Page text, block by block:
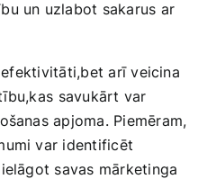
un uzlabot sakarus ar
arī veicina
⁣savukārt var
apjoma. Piemēram,
var identificēt
savas mārketinga